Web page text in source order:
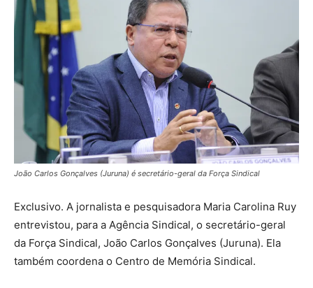
João Carlos Gonçalves (Juruna) é secretário-geral da Força Sindical
Exclusivo. A jornalista e pesquisadora Maria Carolina Ruy
entrevistou, para a Agência Sindical, o secretário-geral
da Força Sindical, João Carlos Gonçalves (Juruna). Ela
também coordena o Centro de Memória Sindical.